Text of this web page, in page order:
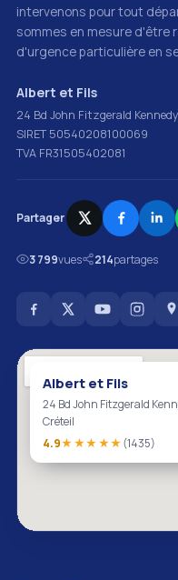
intervenons pour tout
sommes en mesure d'être
d'urgence particulière en
Albert et Fils
24 Bd John Fitzgerald
SIRET 50540208100069
TVA FR31505402081
Partager
3 799vues 214partages
Albert et Fils
24 Bd John Fitzgerald
Créteil
4.9★★★★★ (1435)